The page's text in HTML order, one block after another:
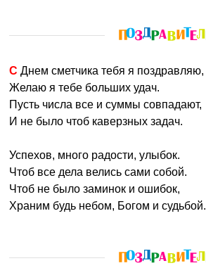
С Днем сметчика тебя я поздравляю,
Желаю я тебе больших удач.
Пусть числа все и суммы совпадают,
И не было чтоб каверзных задач.
Успехов, много радости, улыбок.
Чтоб все дела велись сами собой.
Чтоб не было заминок и ошибок,
Храним будь небом, Богом и судьбой.